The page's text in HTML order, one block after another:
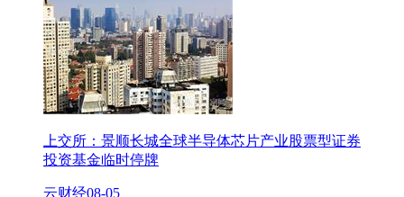
上交所：景顺长城全球半导体芯片产业股票型证券
投资基金临时停牌
云财经08-05